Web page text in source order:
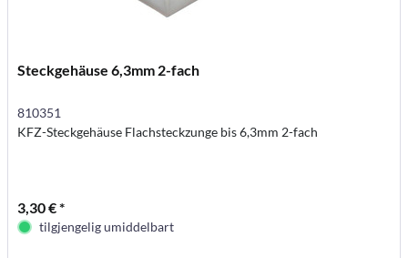
Steckgehäuse 6,3mm 2-fach
810351
KFZ-Steckgehäuse Flachsteckzunge bis 6,3mm 2-fach
3,30 € *
tilgjengelig umiddelbart